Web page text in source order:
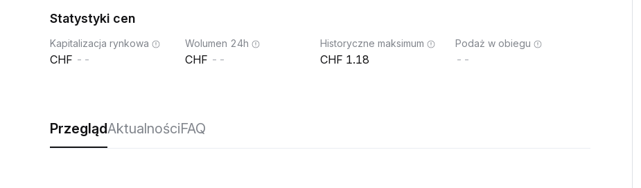
Statystyki cen
Kapitalizacja rynkowa
--
Wolumen 24h
--
Historyczne maksimum
1.18
Podaż w obiegu
--
PrzeglądAktualnościFAQ